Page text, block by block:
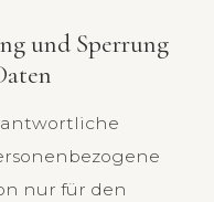
und Sperrung
nur für den